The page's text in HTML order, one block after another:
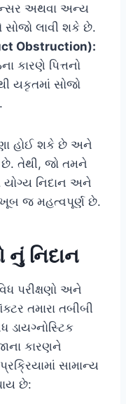
અથવા અન્ય
લાવી શકે છે.
Obstruction):
કારણે પિત્તનો
યકૃતમાં સોજો
હોઈ શકે છે અને
તેથી, જો તમને
યોગ્ય નિદાન અને
ખૂબ જ મહત્વપૂર્ણ છે.
નિદાન
પરીક્ષણો અને
તમારા તબીબી
ડાયગ્નોસ્ટિક
કારણને
સામાન્ય
છે: